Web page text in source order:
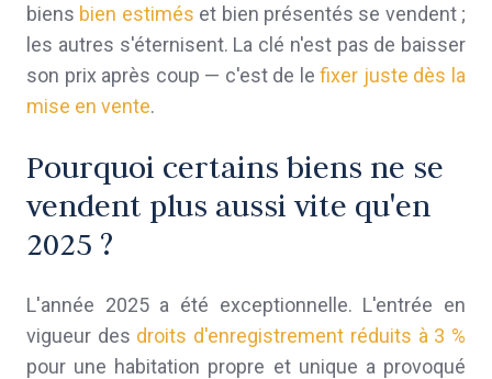
biens bien estimés et bien présentés se vendent ;
les autres s'éternisent. La clé n'est pas de baisser
son prix après coup — c'est de lefixer juste dès la
mise en vente.
Pourquoi certains biens ne se
vendent plus aussi vite qu'en
2025 ?
L'année 2025 a été exceptionnelle. L'entrée en
vigueur des droits d'enregistrement réduits à 3 %
pour une habitation propre et unique a provoqué